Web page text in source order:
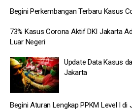
Begini Perkembangan Terbaru Kasus
73% Kasus Corona Aktif DKI Jakarta
Luar Negeri
Update Data Kasus
Jakarta
Begini Aturan Lengkap PPKM Level I di